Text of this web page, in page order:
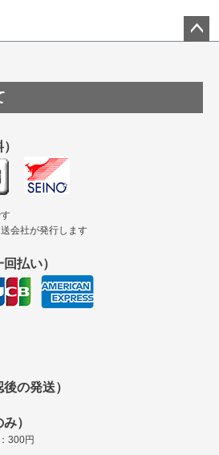
紙が透明の商品はありますか
のロールタイプはありますか？
包装紙に適した紙はありますか？
ップ
会社が発行します
払い）
の発送）
）
300円